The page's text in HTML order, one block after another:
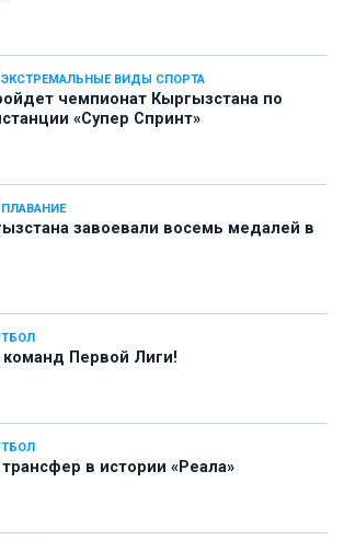
ЭКСТРЕМАЛЬНЫЕ ВИДЫ СПОРТА
чемпионат Кыргызстана по
«Супер Спринт»
ПЛАВАНИЕ
завоевали восемь медалей в
Первой Лиги!
в истории «Реала»